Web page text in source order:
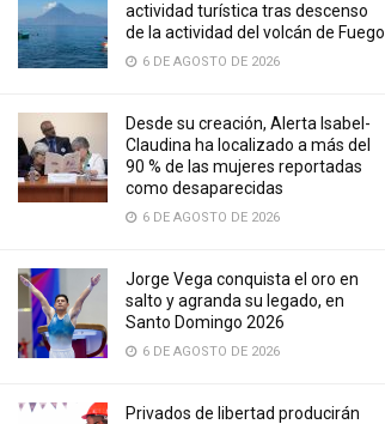
actividad turística tras descenso
de la actividad del volcán de Fuego
6 DE AGOSTO DE 2026
Desde su creación, Alerta Isabel-
Claudina ha localizado a más del
90 % de las mujeres reportadas
como desaparecidas
6 DE AGOSTO DE 2026
Jorge Vega conquista el oro en
salto y agranda su legado, en
Santo Domingo 2026
6 DE AGOSTO DE 2026
Privados de libertad producirán